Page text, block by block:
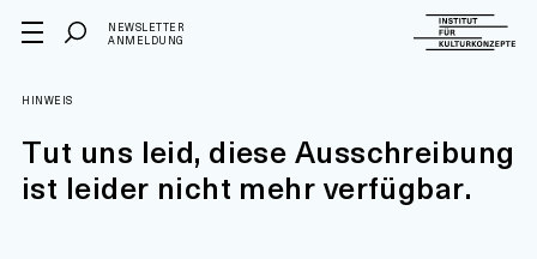
NEWSLETTER
ANMELDUNG
HINWEIS
Tut uns leid, diese Ausschreibung
ist leider nicht mehr verfügbar.